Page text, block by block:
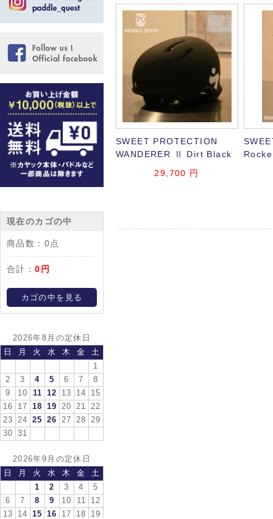
現在のカゴの中
商品数： 0点
合計：0円
カゴの中を見る
2026年8月の定休日
日
月 火 水 木 金
土
1
2
3 4 5 6 7
8
9
10 11 12 13 14
15
16
17 18 19 20 21
22
23
24 25 26 27 28
29
30
31
2026年9月の定休日
日
月 火 水 木 金
土
1
2 3 4
5
6
7 8 9 10 11
12
13
14 15 16 17 18
19
SWEET PROTECTION
WANDERER Ⅱ Dirt Black
29,700 円